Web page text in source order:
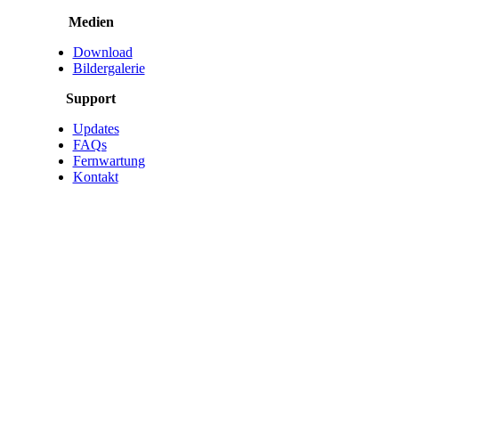
Medien
Download
Bildergalerie
Support
Updates
FAQs
Fernwartung
Kontakt